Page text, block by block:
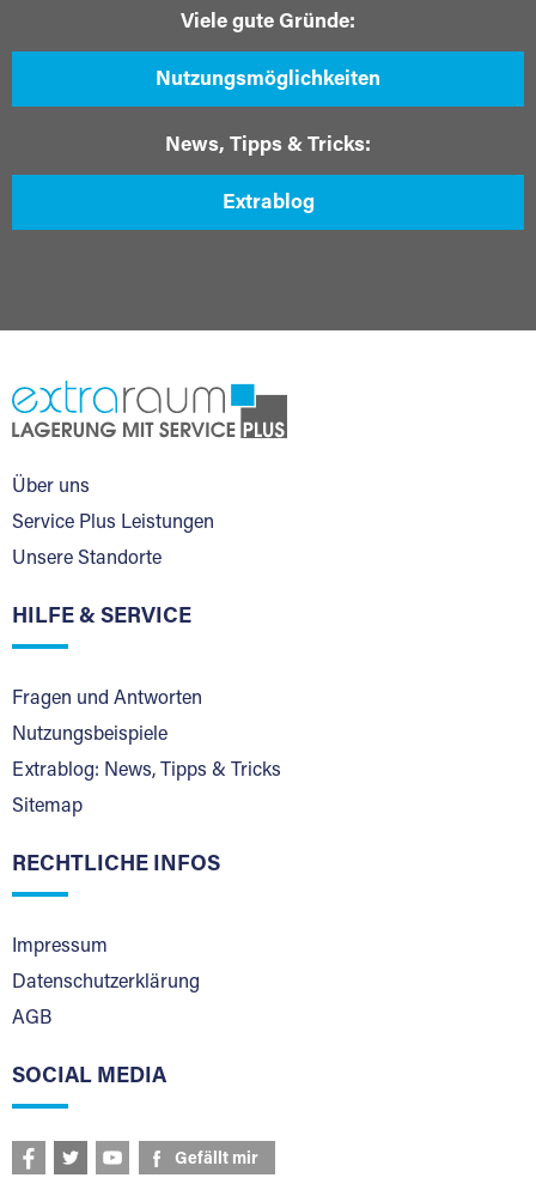
Viele gute Gründe:
Nutzungsmöglichkeiten
News, Tipps & Tricks:
Extrablog
Über uns
Service Plus Leistungen
Unsere Standorte
HILFE & SERVICE
Fragen und Antworten
Nutzungsbeispiele
Extrablog: News, Tipps & Tricks
Sitemap
RECHTLICHE INFOS
Impressum
Datenschutzerklärung
AGB
SOCIAL MEDIA
Gefällt mir